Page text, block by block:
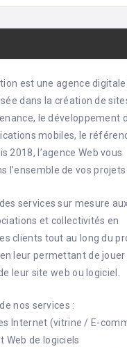
est une agence
dans la création de
le développement
mobiles, le
2018, l’agence Web vous
l’ensemble de vos projets
services sur mesure
et collectivités en
clients tout au long du
leur permettant de
leur site web ou logiciel.
nos services :
Internet (vitrine / E-
Web de logiciels